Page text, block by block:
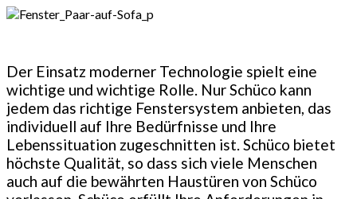
Der Einsatz moderner Technologie spielt eine
wichtige und wichtige Rolle. Nur Schüco kann
jedem das richtige Fenstersystem anbieten, das
individuell auf Ihre Bedürfnisse und Ihre
Lebenssituation zugeschnitten ist. Schüco bietet
höchste Qualität, so dass sich viele Menschen
auch auf die bewährten Haustüren von Schüco